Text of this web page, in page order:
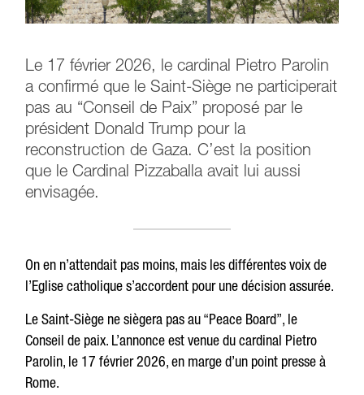
Le 17 février 2026, le cardinal Pietro Parolin
a confirmé que le Saint-Siège ne participerait
pas au “Conseil de Paix” proposé par le
président Donald Trump pour la
reconstruction de Gaza. C’est la position
que le Cardinal Pizzaballa avait lui aussi
envisagée.
On en n’attendait pas moins, mais les différentes voix de
l’Eglise catholique s’accordent pour une décision assurée.
Le Saint-Siège ne siègera pas au “Peace Board”, le
Conseil de paix. L’annonce est venue du cardinal Pietro
Parolin, le 17 février 2026, en marge d’un point presse à
Rome.